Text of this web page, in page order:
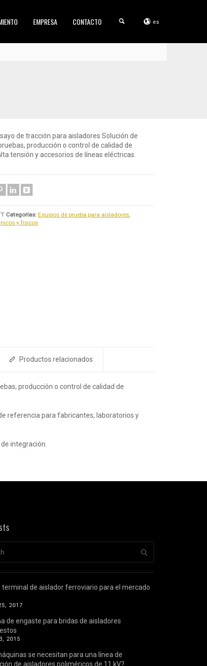
EMPRESA CONTACTO es
de tracción para aisladores Solución de
producción o control de calidad de
tensión y accesorios de líneas eléctricas.
Categorías: Equipos de prueba para aisladores,
y físicos
Productos relacionados
producción o control de calidad de
referencia para fabricantes, laboratorios y
integración.
terminal de aislador ferroviario para el mercado
2017
de engaste para bridas de aisladores
2015
se necesitan para una línea de
de aisladores poliméricos de 11 kV?